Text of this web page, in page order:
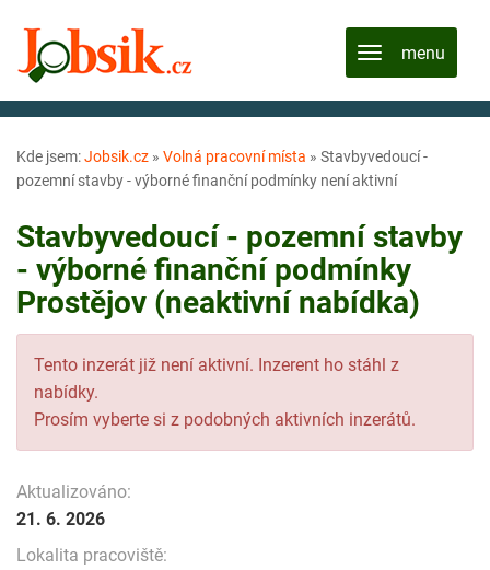
Kde jsem:Jobsik.cz » Volná pracovní místa » Stavbyvedoucí -
pozemní stavby - výborné finanční podmínky není aktivní
Stavbyvedoucí - pozemní stavby
- výborné finanční podmínky
Prostějov (neaktivní nabídka)
Tento inzerát již není aktivní. Inzerent ho stáhl z
nabídky.
Prosím vyberte si z podobných aktivních inzerátů.
Aktualizováno:
21. 6. 2026
Lokalita pracoviště: